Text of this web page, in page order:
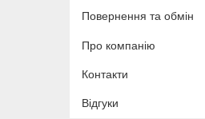
Повернення та обмін
Про компанію
Контакти
Відгуки